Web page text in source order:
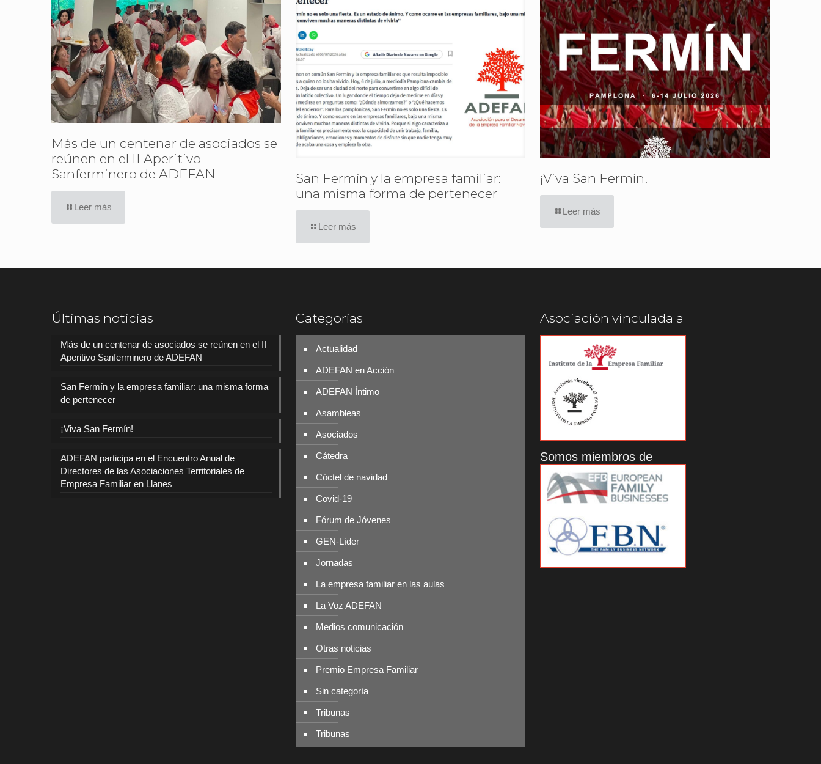
Más de un centenar de asociados se
reúnen en el II Aperitivo
Sanferminero de ADEFAN
Leer más
San Fermín y la empresa familiar:
una misma forma de pertenecer
Leer más
¡Viva San Fermín!
Leer más
Últimas noticias
Más de un centenar de asociados se reúnen en el II
Aperitivo Sanferminero de ADEFAN
San Fermín y la empresa familiar: una misma forma
de pertenecer
¡Viva San Fermín!
ADEFAN participa en el Encuentro Anual de
Directores de las Asociaciones Territoriales de
Empresa Familiar en Llanes
Categorías
Actualidad
ADEFAN en Acción
ADEFAN Íntimo
Asambleas
Asociados
Cátedra
Cóctel de navidad
Covid-19
Fórum de Jóvenes
GEN-Líder
Jornadas
La empresa familiar en las aulas
La Voz ADEFAN
Medios comunicación
Otras noticias
Premio Empresa Familiar
Sin categoría
Tribunas
Tribunas
Asociación vinculada a
Somos miembros de